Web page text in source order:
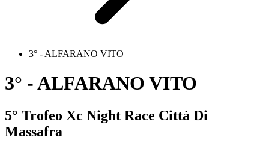
3° - ALFARANO VITO
3° - ALFARANO VITO
5° Trofeo Xc Night Race Città Di
Massafra